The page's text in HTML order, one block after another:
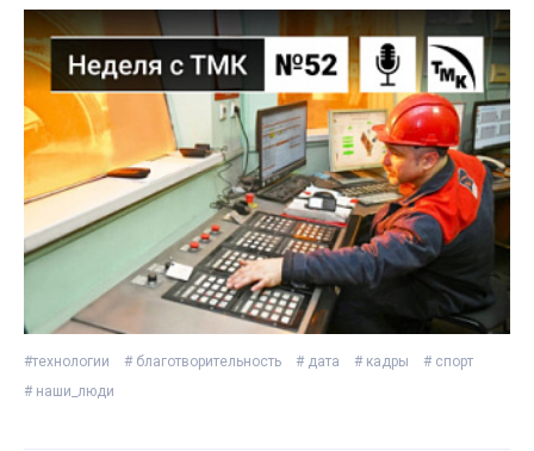
#технологии # благотворительность # дата # кадры
# спорт
# наши_люди